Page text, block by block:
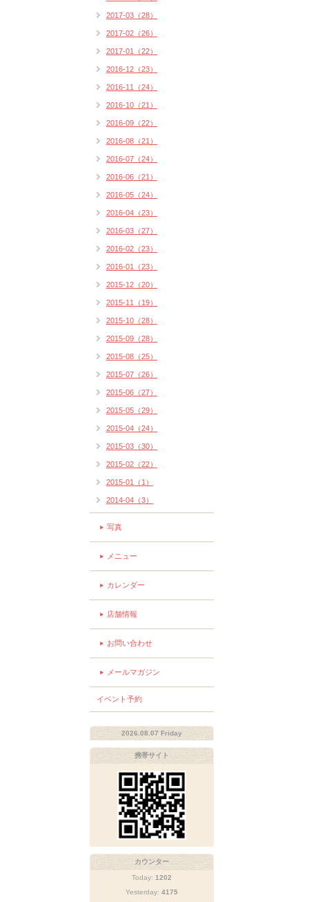
2017-03（28）
2017-02（26）
2017-01（22）
2016-12（23）
2016-11（24）
2016-10（21）
2016-09（22）
2016-08（21）
2016-07（24）
2016-06（21）
2016-05（24）
2016-04（23）
2016-03（27）
2016-02（23）
2016-01（23）
2015-12（20）
2015-11（19）
2015-10（28）
2015-09（28）
2015-08（25）
2015-07（26）
2015-06（27）
2015-05（29）
2015-04（24）
2015-03（30）
2015-02（22）
2015-01（1）
2014-04（3）
写真
メニュー
カレンダー
店舗情報
お問い合わせ
メールマガジン
イベント予約
2026.08.07 Friday
携帯サイト
カウンター
Today: 1202
Yesterday: 4175